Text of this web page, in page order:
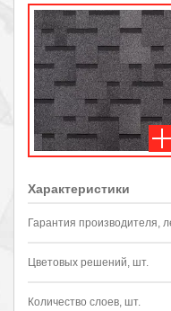
Характеристики
Гарантия производителя,
Цветовых решений, шт.
Количество слоев, шт.